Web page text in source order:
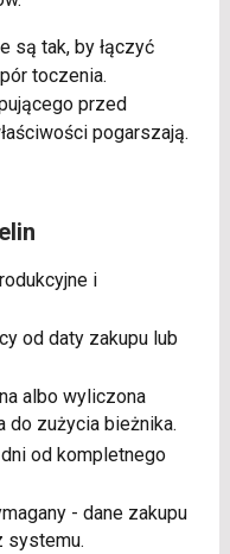
są tak, by łączyć
toczenia.
przed
pogarszają.
i
od daty zakupu lub
albo wyliczona
do zużycia bieżnika.
od kompletnego
- dane zakupu
systemu.